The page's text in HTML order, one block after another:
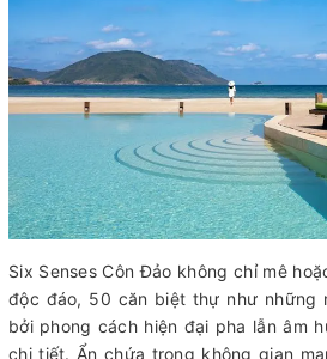
Six Senses Côn Đảo không chỉ mê
độc đáo, 50 căn biệt thự như những
bởi phong cách hiện đại pha lẫn âm
chi tiết. Ẩn chứa trong không gian